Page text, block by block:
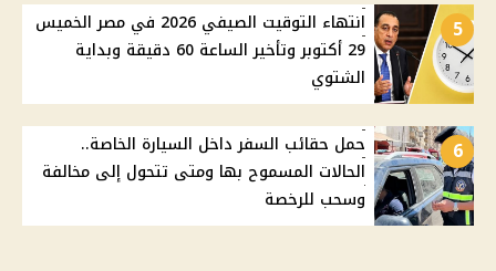
5
انتهاء التوقيت الصيفي 2026 في مصر الخميس
29 أكتوبر وتأخير الساعة 60 دقيقة وبداية
الشتوي
6
حمل حقائب السفر داخل السيارة الخاصة..
الحالات المسموح بها ومتى تتحول إلى مخالفة
وسحب للرخصة